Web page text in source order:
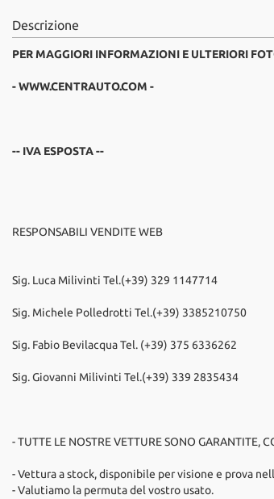
Descrizione
PER MAGGIORI INFORMAZIONI E ULTERIORI
- WWW.CENTRAUTO.COM -
-- IVA ESPOSTA --
RESPONSABILI VENDITE WEB
Sig. Luca Milivinti Tel.(+39) 329 1147714
Sig. Michele Polledrotti Tel.(+39) 3385210750
Sig. Fabio Bevilacqua Tel. (+39) 375 6336262
Sig. Giovanni Milivinti Tel.(+39) 339 2835434
- TUTTE LE NOSTRE VETTURE SONO GARANTITE,
- Vettura a stock, disponibile per visione e prova
- Valutiamo la permuta del vostro usato.